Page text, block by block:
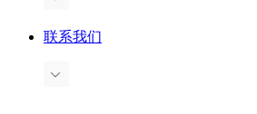
联系我们